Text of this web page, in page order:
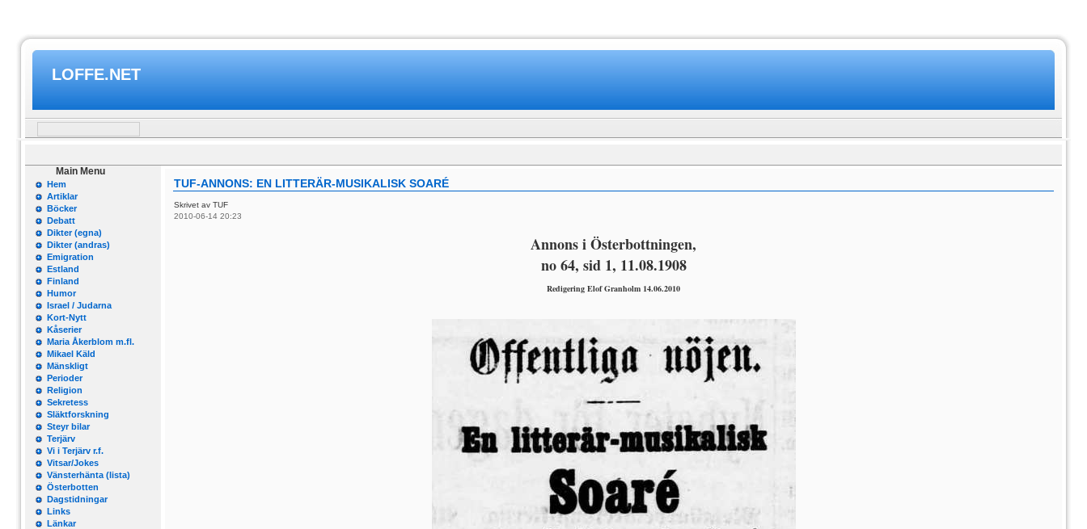
LOFFE.NET
Main Menu
Hem
Artiklar
Böcker
Debatt
Dikter (egna)
Dikter (andras)
Emigration
Estland
Finland
Humor
Israel / Judarna
Kort-Nytt
Kåserier
Maria Åkerblom m.fl.
Mikael Käld
Mänskligt
Perioder
Religion
Sekretess
Släktforskning
Steyr bilar
Terjärv
Vi i Terjärv r.f.
Vitsar/Jokes
Vänsterhänta (lista)
Österbotten
Dagstidningar
Links
Länkar
TUF-ANNONS: EN LITTERÄR-MUSIKALISK SOARÉ
Skrivet av TUF
2010-06-14 20:23
Annons i Österbottningen,
no 64, sid 1, 11.08.1908
Redigering Elof Granholm 14.06.2010